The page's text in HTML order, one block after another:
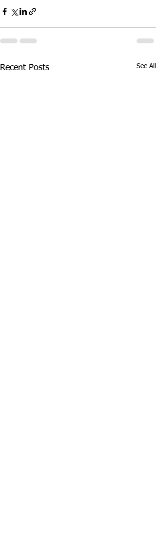
Recent Posts See All